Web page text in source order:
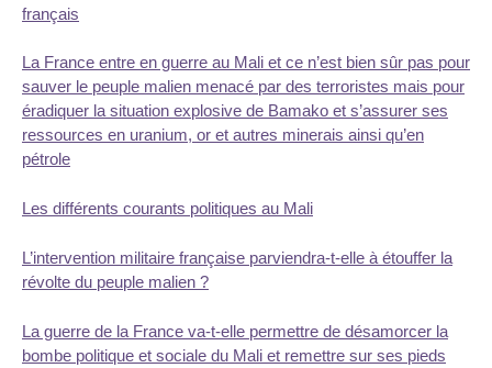
français
La France entre en guerre au Mali et ce n’est bien sûr pas pour
sauver le peuple malien menacé par des terroristes mais pour
éradiquer la situation explosive de Bamako et s’assurer ses
ressources en uranium, or et autres minerais ainsi qu’en
pétrole
Les différents courants politiques au Mali
L’intervention militaire française parviendra-t-elle à étouffer la
révolte du peuple malien ?
La guerre de la France va-t-elle permettre de désamorcer la
bombe politique et sociale du Mali et remettre sur ses pieds